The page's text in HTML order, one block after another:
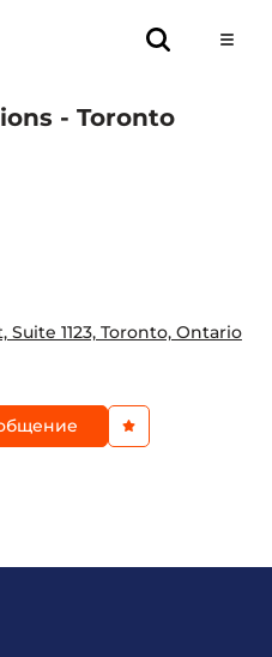
- Toronto
1123, Toronto, Ontario